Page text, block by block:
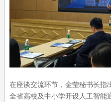
在座谈交流环节，金莹秘书长指
全省高校及中小学开设人工智能